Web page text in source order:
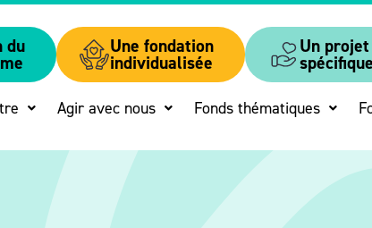
du Une fondation
individualisée
Un projet
spécifique
Agir avec nous Fonds thématiques